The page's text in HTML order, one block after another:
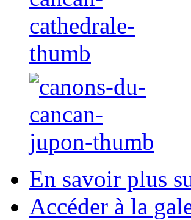
En savoir plus
Accéder à la